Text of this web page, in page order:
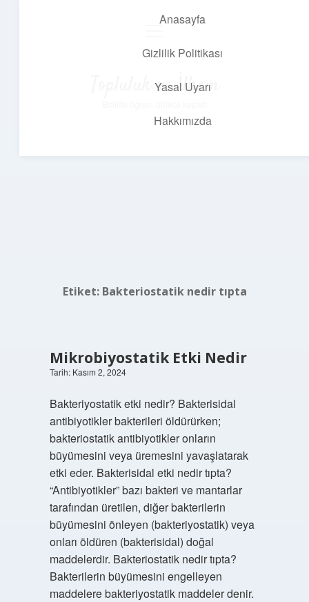
Anasayfa
Gizlilik Politikası
Yasal Uyarı
Hakkımızda
Topluluk ve İlham
Etiket: Bakteriostatik nedir tıpta
Mikrobiyostatik Etki Nedir
Tarih: Kasım 2, 2024
Bakteriyostatik etki nedir? Bakterisidal
antibiyotikler bakterileri öldürürken;
bakteriostatik antibiyotikler onların
büyümesini veya üremesini yavaşlatarak
etki eder. Bakterisidal etki nedir tıpta?
“Antibiyotikler” bazı bakteri ve mantarlar
tarafından üretilen, diğer bakterilerin
büyümesini önleyen (bakteriyostatik) veya
onları öldüren (bakterisidal) doğal
maddelerdir. Bakteriostatik nedir tıpta?
Bakterilerin büyümesini engelleyen
maddelere bakteriyostatik maddeler denir.